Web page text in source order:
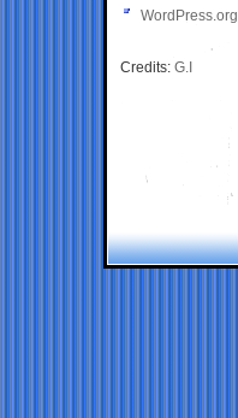
WordPress.org
Credits: G.I